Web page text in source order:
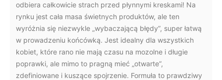
odbiera całkowicie strach przed płynnymi kreskami! Na
rynku jest cała masa świetnych produktów, ale ten
wyróżnia się niezwykle „wybaczającą błędy”, super łatwą
w prowadzeniu końcówką. Jest idealny dla wszystkich
kobiet, które rano nie mają czasu na mozolne i długie
poprawki, ale mimo to pragną mieć „otwarte”,
zdefiniowane i kuszące spojrzenie. Formuła to prawdziwy